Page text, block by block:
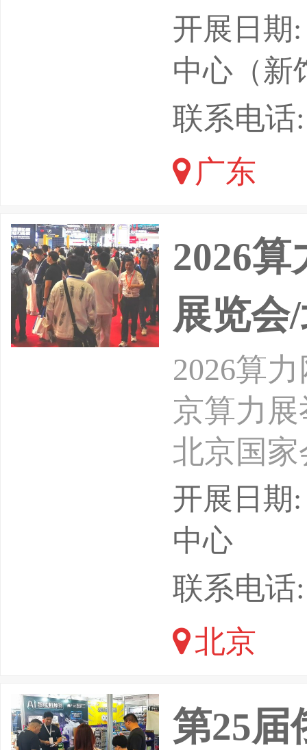
00余家
9个专业
疗、国
器人产
新能源
开展日期
中心（新
联系电话:
广东
2026
展览会
2026算
京算力展
北京国
与人工
数字经
成为培
开局起
入体系
开展日期
中心
联系电话:
北京
第25届